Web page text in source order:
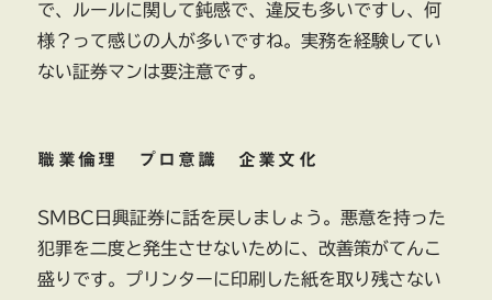
で、ルールに関して鈍感で、違反も多いですし、何
様？って感じの人が多いですね。実務を経験してい
ない証券マンは要注意です。
職業倫理 プロ意識 企業文化
SMBC日興証券に話を戻しましょう。悪意を持った
犯罪を二度と発生させないために、改善策がてんこ
盛りです。プリンターに印刷した紙を取り残さない